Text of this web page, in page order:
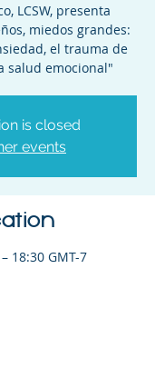
LCSW, presenta
miedos grandes:
el trauma de
salud emocional"
is closed
events
18:30 GMT-7